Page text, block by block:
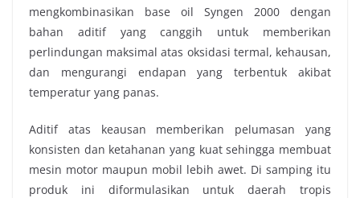
mengkombinasikan base oil Syngen 2000 dengan
bahan aditif yang canggih untuk memberikan
perlindungan maksimal atas oksidasi termal, kehausan,
dan mengurangi endapan yang terbentuk akibat
temperatur yang panas.
Aditif atas keausan memberikan pelumasan yang
konsisten dan ketahanan yang kuat sehingga membuat
mesin motor maupun mobil lebih awet. Di samping itu
produk ini diformulasikan untuk daerah tropis